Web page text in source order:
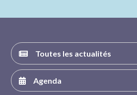
Toutes les actualités
Agenda